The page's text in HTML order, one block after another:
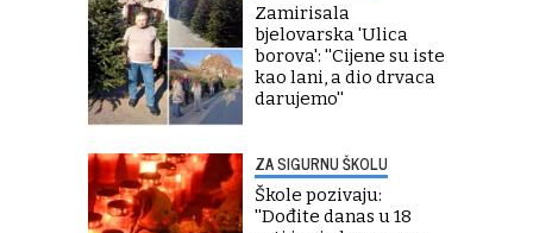
Zamirisala
bjelovarska 'Ulica
borova': ''Cijene su iste
kao lani, a dio drvaca
darujemo''
ZA SIGURNU ŠKOLU
Škole pozivaju:
''Dođite danas u 18